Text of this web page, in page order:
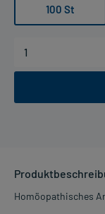
100 St
Homöopathisches